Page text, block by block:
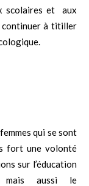
scolaires et aux
continuer à titiller
qui se sont
fort une volonté
sur l’éducation
mais aussi le